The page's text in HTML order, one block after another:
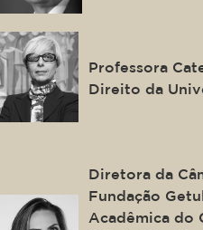
Professora
Direito da
Diretora da
Fundação
Acadêmica do